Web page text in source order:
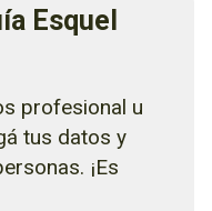
Esquel
profesional u
tus datos y
¡Es